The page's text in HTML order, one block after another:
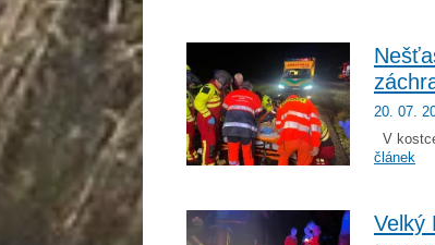
20. 07.
V
článek
Velký